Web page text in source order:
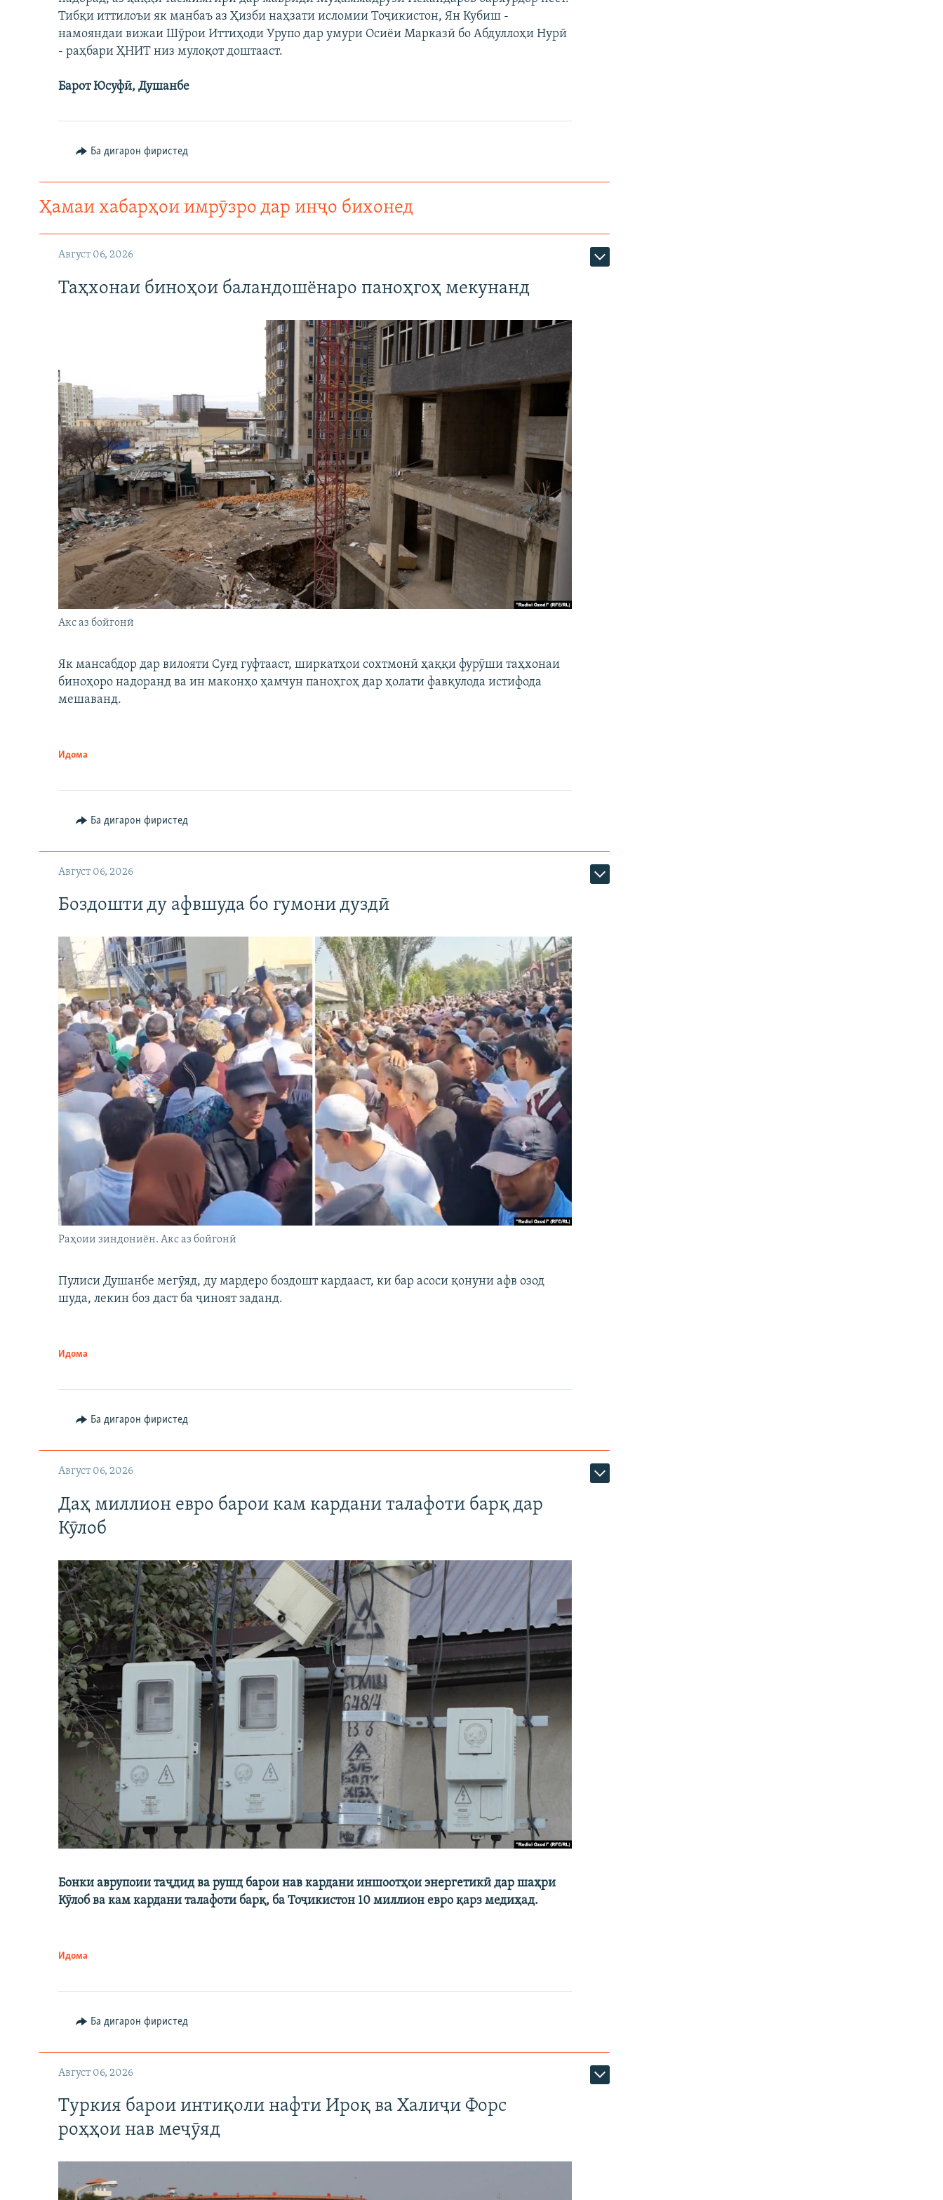
Тибқи иттилоъи як манбаъ аз Ҳизби наҳзати исломии Тоҷикистон, Ян Кубиш -
намояндаи вижаи Шӯрои Иттиҳоди Урупо дар умури Осиёи Марказӣ бо Абдуллоҳи Нурӣ
- раҳбари ҲНИТ низ мулоқот доштааст.
Барот Юсуфӣ, Душанбе
Ба дигарон фиристед
Ҳамаи хабарҳои имрӯзро дар инҷо бихонед
Август 06, 2026
Таҳхонаи биноҳои баландошёнаро паноҳгоҳ мекунанд
Акс аз бойгонӣ
Як мансабдор дар вилояти Суғд гуфтааст, ширкатҳои сохтмонӣ ҳаққи фурӯши таҳхонаи
биноҳоро надоранд ва ин маконҳо ҳамчун паноҳгоҳ дар ҳолати фавқулода истифода
мешаванд.
Идома
Ба дигарон фиристед
Август 06, 2026
Боздошти ду афвшуда бо гумони дуздӣ
Раҳоии зиндониён. Акс аз бойгонӣ
Пулиси Душанбе мегӯяд, ду мардеро боздошт кардааст, ки бар асоси қонуни афв озод
шуда, лекин боз даст ба ҷиноят заданд.
Идома
Ба дигарон фиристед
Август 06, 2026
Даҳ миллион евро барои кам кардани талафоти барқ дар
Кӯлоб
Бонки аврупоии таҷдид ва рушд барои нав кардани иншоотҳои энергетикӣ дар шаҳри
Кӯлоб ва кам кардани талафоти барқ, ба Тоҷикистон 10 миллион евро қарз медиҳад.
Идома
Ба дигарон фиристед
Август 06, 2026
Туркия барои интиқоли нафти Ироқ ва Халиҷи Форс
роҳҳои нав меҷӯяд